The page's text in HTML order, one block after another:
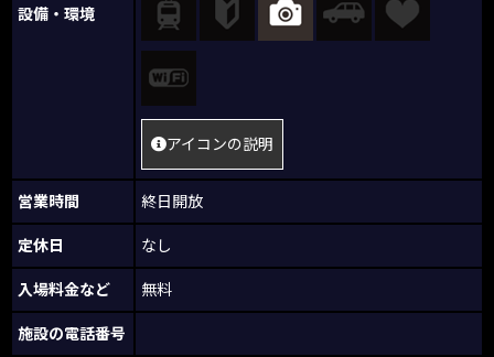
設備・環境
アイコンの説明
営業時間 終日開放
定休日 なし
入場料金など 無料
施設の電話番号